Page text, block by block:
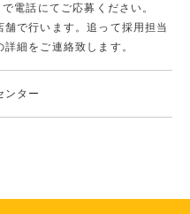
電話にてご応募ください。
で行います。追って採用担当
細をご連絡致します。
ンター